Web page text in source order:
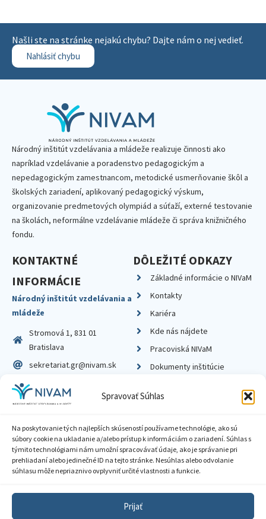
Spravovať Súhlas
Na poskytovanie tých najlepších skúseností používame technológie, ako sú
súbory cookie na ukladanie a/alebo prístup k informáciám o zariadení. Súhlas s
týmito technológiami nám umožní spracovávať údaje, ako je správanie pri
prehliadaní alebo jedinečné ID na tejto stránke. Nesúhlas alebo odvolanie
súhlasu môže nepriaznivo ovplyvniť určité vlastnosti a funkcie.
Prijať
Našli ste na stránke nejakú chybu? Dajte nám o nej vedieť.
Nahlásiť chybu
Národný inštitút vzdelávania a mládeže realizuje činnosti ako
napríklad vzdelávanie a poradenstvo pedagogickým a
nepedagogickým zamestnancom, metodické usmerňovanie škôl a
školských zariadení, aplikovaný pedagogický výskum,
organizovanie predmetových olympiád a súťaží, externé testovanie
na školách, neformálne vzdelávanie mládeže či správa knižničného
fondu.
KONTAKTNÉ
INFORMÁCIE
Národný inštitút vzdelávania a
mládeže
Stromová 1, 831 01
Bratislava
sekretariat.gr@nivam.sk
IČO: 00164348
DIČ: 2020798714
DÔLEŽITÉ ODKAZY
Základné informácie o NIVaM
Kontakty
Kariéra
Kde nás nájdete
Pracoviská NIVaM
Dokumenty inštitúcie
Zásady ochrany súkromia
Sprístupnenie informácií